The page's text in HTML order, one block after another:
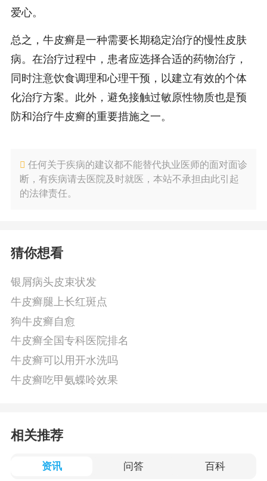
爱心。
总之，牛皮癣是一种需要长期稳定治疗的慢性皮肤
病。在治疗过程中，患者应选择合适的药物治疗，
同时注意饮食调理和心理干预，以建立有效的个体
化治疗方案。此外，避免接触过敏原性物质也是预
防和治疗牛皮癣的重要措施之一。
任何关于疾病的建议都不能替代执业医师的面对面诊
断，有疾病请去医院及时就医，本站不承担由此引起
的法律责任。
猜你想看
银屑病头皮束状发
牛皮癣腿上长红斑点
狗牛皮癣自愈
牛皮癣全国专科医院排名
牛皮癣可以用开水洗吗
牛皮癣吃甲氨蝶呤效果
相关推荐
资讯 问答 百科